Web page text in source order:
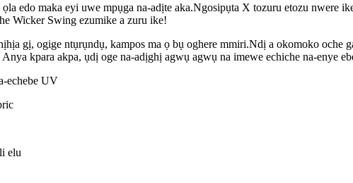
edo maka eyi uwe mpụga na-adịte aka.Ngosipụta X tozuru etozu nwere
Wicker Swing ezumike a zuru ike!
gị, ogige ntụrụndụ, kampos ma ọ bụ oghere mmiri.Ndị a okomoko oche
kpara akpa, ụdị oge na-adịghị agwụ agwụ na imewe echiche na-enye
echebe UV
elu